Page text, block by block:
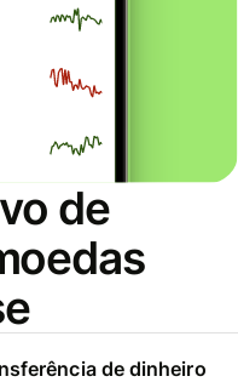
de
de dinheiro